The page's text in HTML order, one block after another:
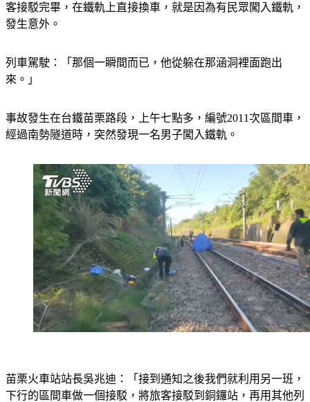
客接駁完畢，在鐵軌上直接換車，就是因為有民眾闖入鐵軌，
發生意外。
列車駕駛：「那個一瞬間而已，他從躲在那涵洞裡面跑出
來。」
事故發生在台鐵苗栗路段，上午七點多，編號2011次區間車，
經過南勢隧道時，突然發現一名男子闖入鐵軌。
苗栗火車站站長吳兆迪：「接到通知之後我們就利用另一班，
下行的區間車做一個接駁，將旅客接駁到銅鑼站，再用其他列